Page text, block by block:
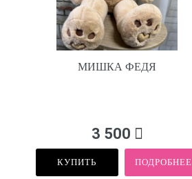
МИШКА ФЕДЯ
3 500
КУПИТЬ ПОДРОБНЕЕ